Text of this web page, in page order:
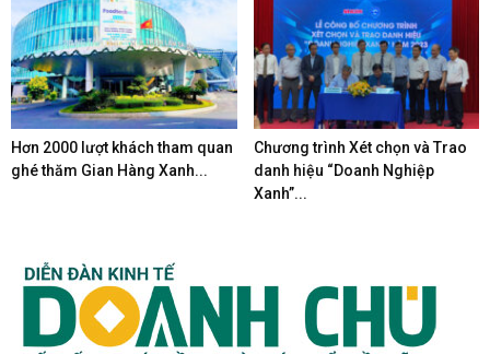
Hơn 2000 lượt khách tham quan
ghé thăm Gian Hàng Xanh...
Chương trình Xét chọn và Trao
danh hiệu “Doanh Nghiệp
Xanh”...